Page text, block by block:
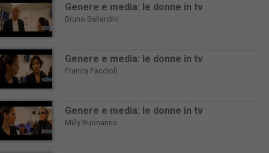
Genere e media: le donne in tv
Bruno Ballardini
Genere e media: le donne in tv
Franca Faccioli
Genere e media: le donne in tv
Milly Buonanno